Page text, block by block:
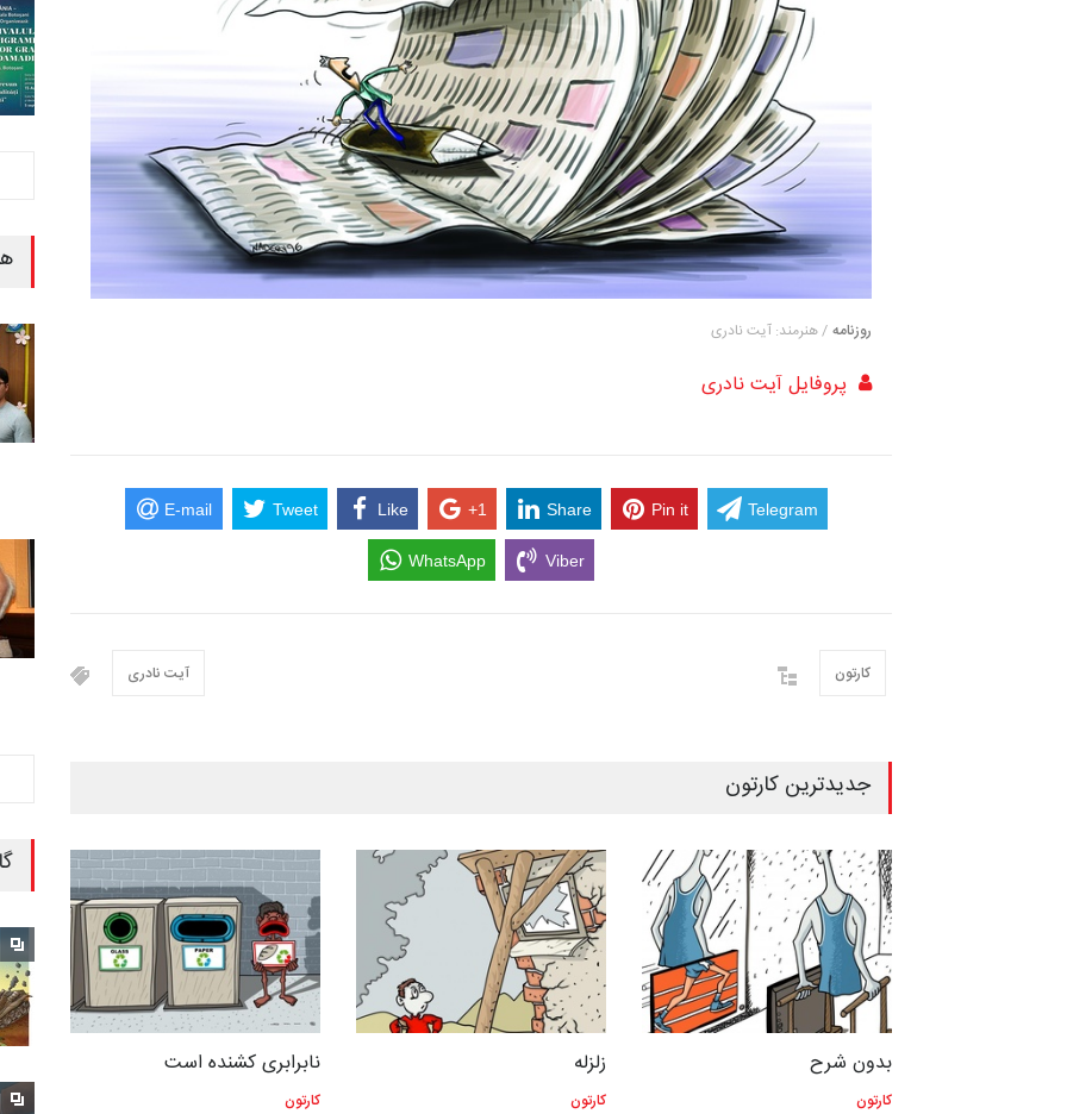
روزنامه / هنرمند: آیت نادری
پروفایل آیت نادری
E-mail Tweet Like +1 Share Pin it Telegram
WhatsApp Viber
آیت نادری کارتون
جدیدترین کارتون
نابرابری کشنده است
کارتون
زلزله
کارتون
بدون شرح
کارتون